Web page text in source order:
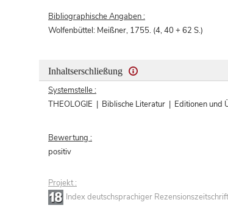
Bibliographische Angaben :
Wolfenbüttel: Meißner, 1755. (4, 40 + 62 S.)
Inhaltserschließung
Systemstelle :
THEOLOGIE | Biblische Literatur | Editionen und
Bewertung :
positiv
Projekt :
Index deutschsprachiger